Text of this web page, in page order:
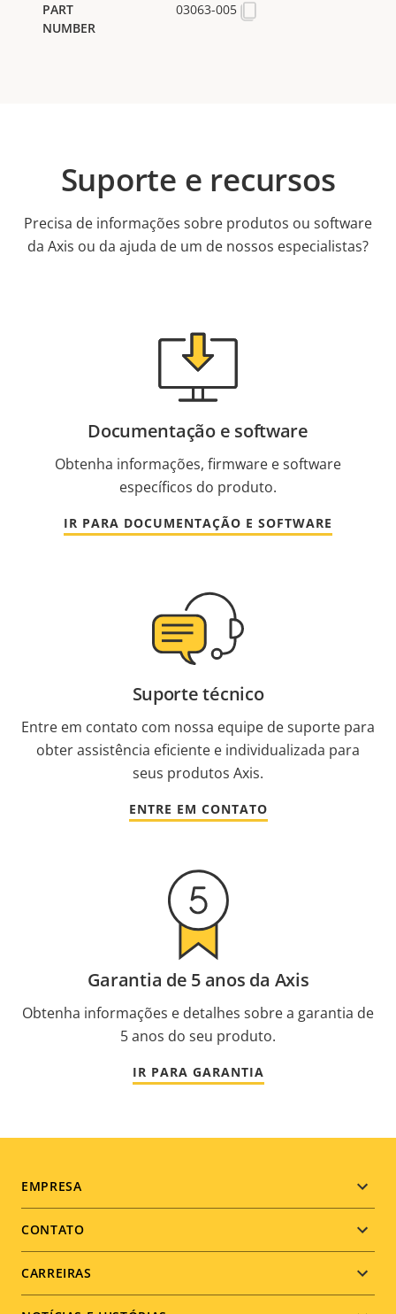
03063-005
Suporte e recursos
Precisa de informações sobre produtos ou software
da Axis ou da ajuda de um de nossos especialistas?
Documentação e software
Obtenha informações, firmware e software
específicos do produto.
IR PARA DOCUMENTAÇÃO E SOFTWARE
Suporte técnico
Entre em contato com nossa equipe de suporte para
obter assistência eficiente e individualizada para
seus produtos Axis.
ENTRE EM CONTATO
Garantia de 5 anos da Axis
Obtenha informações e detalhes sobre a garantia de
5 anos do seu produto.
IR PARA GARANTIA
Footer
menu
EMPRESA
CONTATO
CARREIRAS